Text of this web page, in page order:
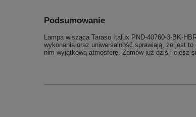
Podsumowanie
Lampa wisząca Taraso Italux PND-40760-3-BK-
wykonania oraz uniwersalność sprawiają, że jest
nim wyjątkową atmosferę. Zamów już dziś i ciesz